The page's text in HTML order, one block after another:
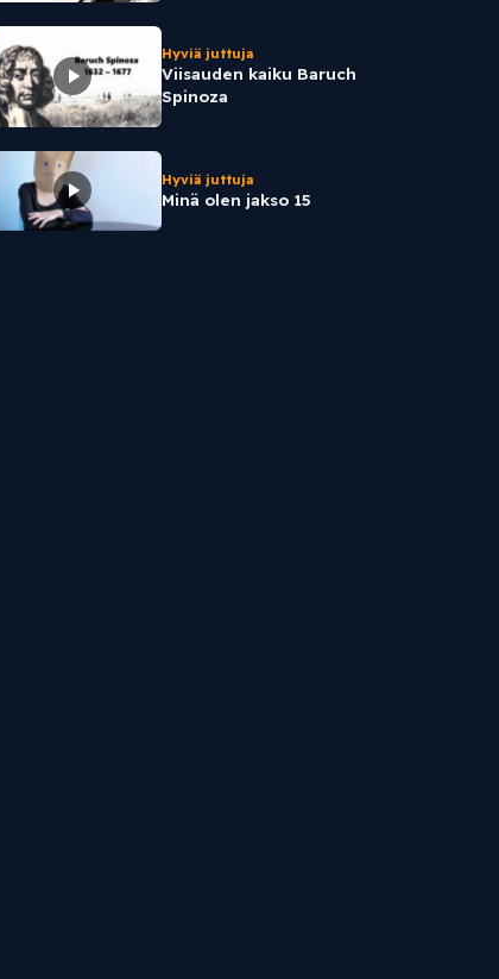
Hyviä juttuja
Viisauden kaiku Baruch
Spinoza
Hyviä juttuja
Minä olen jakso 15